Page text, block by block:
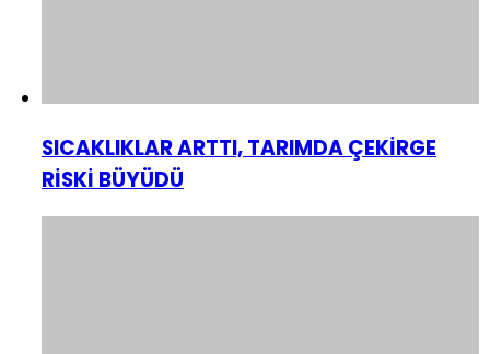
SICAKLIKLAR ARTTI, TARIMDA ÇEKİRGE
RİSKİ BÜYÜDÜ